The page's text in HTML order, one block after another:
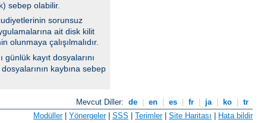
sebep olabilir.
sorunsuz
ait disk kilit
olunmaya çalışılmalıdır.
günlük kayıt dosyalarını
kaybına sebep
Mevcut Diller: de en es fr ja ko
tr
Modüller| Yönergeler| SSS | Terimler| Site Haritası | Hata bildir